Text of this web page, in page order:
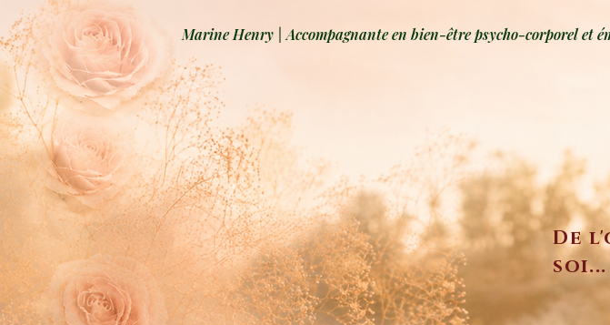
Marine Henry | Accompagnante en bien-être psycho-corporel et
De
soi...